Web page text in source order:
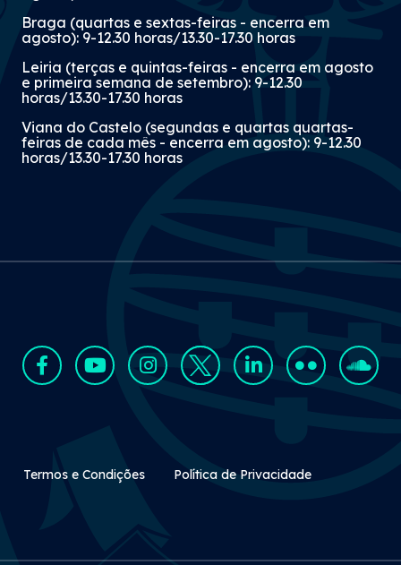
Braga (quartas e sextas-feiras - encerra em
agosto): 9-12.30 horas/13.30-17.30 horas
Leiria (terças e quintas-feiras - encerra em agosto
e primeira semana de setembro): 9-12.30
horas/13.30-17.30 horas
Viana do Castelo (segundas e quartas quartas-
feiras de cada mês - encerra em agosto): 9-12.30
horas/13.30-17.30 horas
Rodapé Secundário
Termos e Condições Política de Privacidade